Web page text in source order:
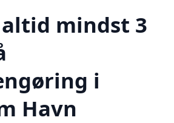
mindst 3
i
Havn